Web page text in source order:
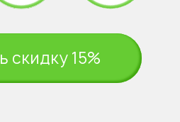
скидку 15%